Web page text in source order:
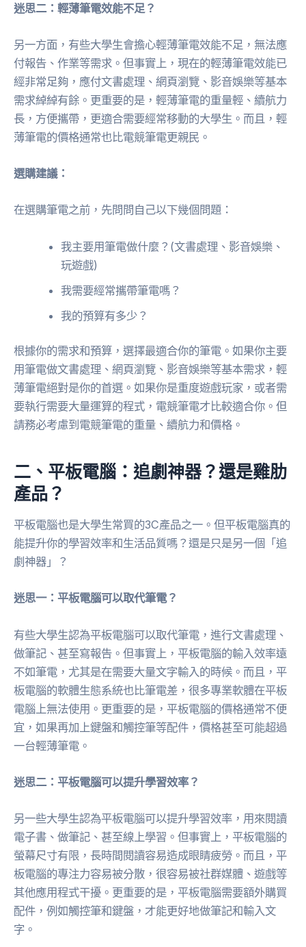
迷思二：輕薄筆電效能不足？
另一方面，有些大學生會擔心輕薄筆電效能不足，無法應
付報告、作業等需求。但事實上，現在的輕薄筆電效能已
經非常足夠，應付文書處理、網頁瀏覽、影音娛樂等基本
需求綽綽有餘。更重要的是，輕薄筆電的重量輕、續航力
長，方便攜帶，更適合需要經常移動的大學生。而且，輕
薄筆電的價格通常也比電競筆電更親民。
選購建議：
在選購筆電之前，先問問自己以下幾個問題：
我主要用筆電做什麼？(文書處理、影音娛樂、
玩遊戲)
我需要經常攜帶筆電嗎？
我的預算有多少？
根據你的需求和預算，選擇最適合你的筆電。如果你主要
用筆電做文書處理、網頁瀏覽、影音娛樂等基本需求，輕
薄筆電絕對是你的首選。如果你是重度遊戲玩家，或者需
要執行需要大量運算的程式，電競筆電才比較適合你。但
請務必考慮到電競筆電的重量、續航力和價格。
二、平板電腦：追劇神器？還是雞肋
產品？
平板電腦也是大學生常買的3C產品之一。但平板電腦真的
能提升你的學習效率和生活品質嗎？還是只是另一個「追
劇神器」？
迷思一：平板電腦可以取代筆電？
有些大學生認為平板電腦可以取代筆電，進行文書處理、
做筆記、甚至寫報告。但事實上，平板電腦的輸入效率遠
不如筆電，尤其是在需要大量文字輸入的時候。而且，平
板電腦的軟體生態系統也比筆電差，很多專業軟體在平板
電腦上無法使用。更重要的是，平板電腦的價格通常不便
宜，如果再加上鍵盤和觸控筆等配件，價格甚至可能超過
一台輕薄筆電。
迷思二：平板電腦可以提升學習效率？
另一些大學生認為平板電腦可以提升學習效率，用來閱讀
電子書、做筆記、甚至線上學習。但事實上，平板電腦的
螢幕尺寸有限，長時間閱讀容易造成眼睛疲勞。而且，平
板電腦的專注力容易被分散，很容易被社群媒體、遊戲等
其他應用程式干擾。更重要的是，平板電腦需要額外購買
配件，例如觸控筆和鍵盤，才能更好地做筆記和輸入文
字。